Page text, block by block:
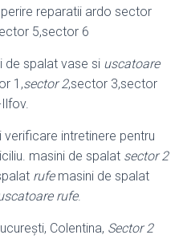
reparatii ardo sector
5,sector 6
de spalat vase si uscatoare
1,sector 2,sector 3,sector
intretinere pentru
masini de spalat sector 2
rufemasini de spalat
rufe.
Colentina, Sector 2